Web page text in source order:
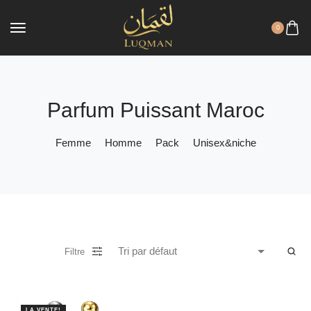
0
Parfum Puissant Maroc
Femme Homme Pack Unisex&niche
Filtre